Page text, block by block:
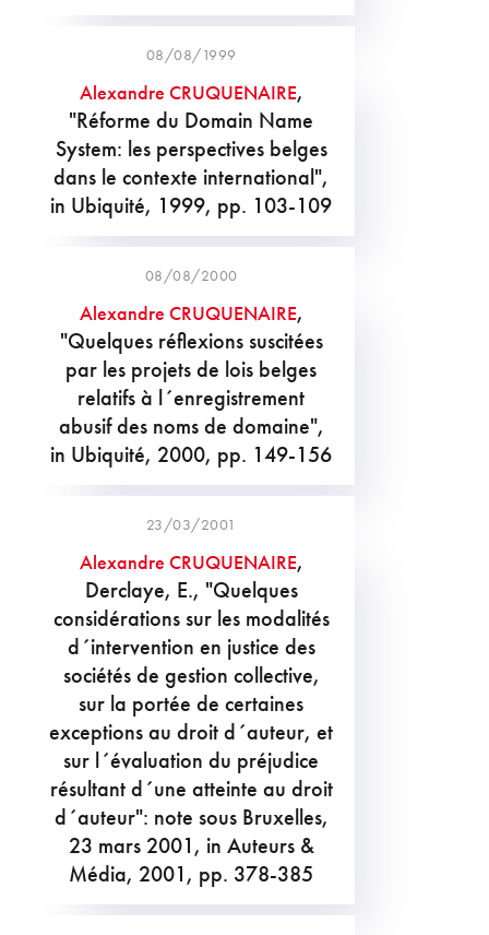
08/08/1999
Alexandre CRUQUENAIRE,
"Réforme du Domain Name
System: les perspectives belges
dans le contexte international",
in Ubiquité, 1999, pp. 103-109
08/08/2000
Alexandre CRUQUENAIRE,
"Quelques réflexions suscitées
par les projets de lois belges
relatifs à l´enregistrement
abusif des noms de domaine",
in Ubiquité, 2000, pp. 149-156
23/03/2001
Alexandre CRUQUENAIRE,
Derclaye, E., "Quelques
considérations sur les modalités
d´intervention en justice des
sociétés de gestion collective,
sur la portée de certaines
exceptions au droit d´auteur, et
sur l´évaluation du préjudice
résultant d´une atteinte au droit
d´auteur": note sous Bruxelles,
23 mars 2001, in Auteurs &
Média, 2001, pp. 378-385